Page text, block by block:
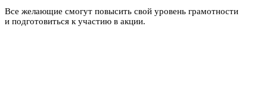
Все желающие смогут повысить свой уровень грамотности
и подготовиться к участию в акции.